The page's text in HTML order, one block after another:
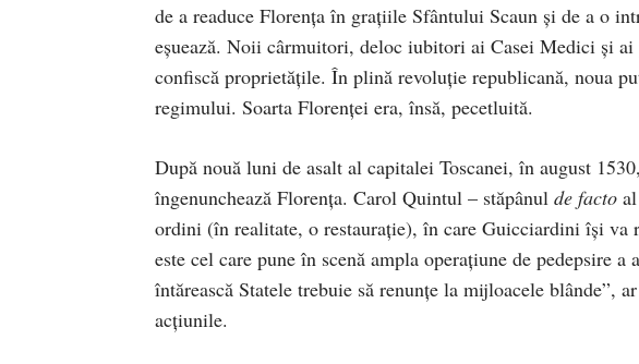
de a readuce Florența în grațiile Sfântului Scaun și de a o
eșuează. Noii cârmuitori, deloc iubitori ai Casei Medici și
confiscă proprietățile. În plină revoluție republicană, noua
regimului. Soarta Florenței era, însă, pecetluită.
După nouă luni de asalt al capitalei Toscanei, în august
îngenunchează Florența. Carol Quintul – stăpânul de facto
ordini (în realitate, o restaurație), în care Guicciardini își va
este cel care pune în scenă ampla operațiune de pedepsire
întărească Statele trebuie să renunțe la mijloacele blânde”,
acțiunile.